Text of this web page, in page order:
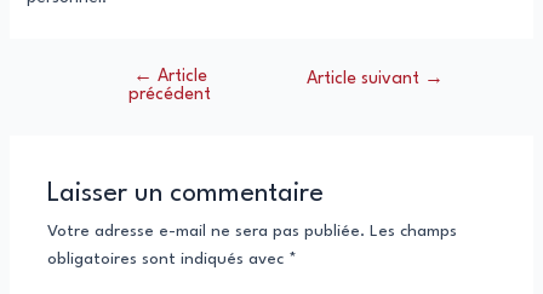
Navigation
← Article
précédent
Article suivant →
Laisser un commentaire
Votre adresse e-mail ne sera pas publiée. Les champs
obligatoires sont indiqués avec *